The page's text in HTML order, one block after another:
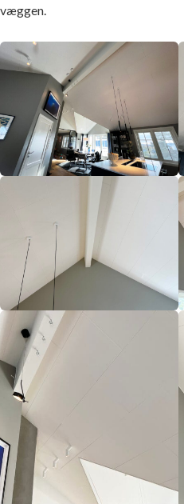
væggen.